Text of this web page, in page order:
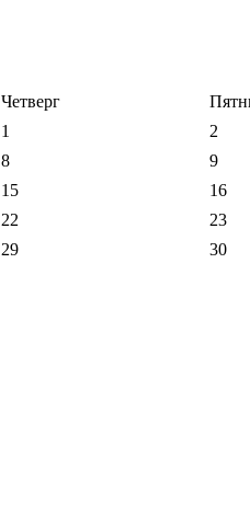
Четверг
1 2
8 9
15 16
22 23
29 30